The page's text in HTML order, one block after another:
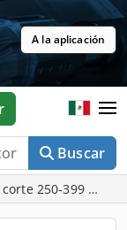
A la aplicación
Buscar
250-399 mm